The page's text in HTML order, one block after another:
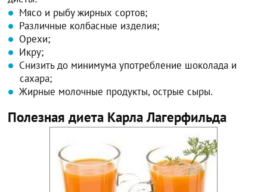
Мясо и рыбу жирных сортов;
Различные колбасные изделия;
Орехи;
Икру;
Снизить до минимума употребление шоколада и
сахара;
Жирные молочные продукты, острые сыры.
Полезная диета Карла Лагерфильда